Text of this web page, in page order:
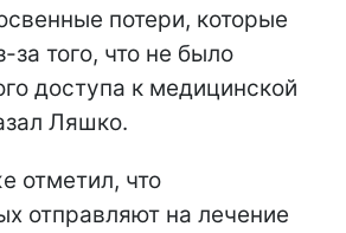
потери, которые
за того, что не было
доступа к медицинской
Ляшко.
отметил, что
отправляют на лечение